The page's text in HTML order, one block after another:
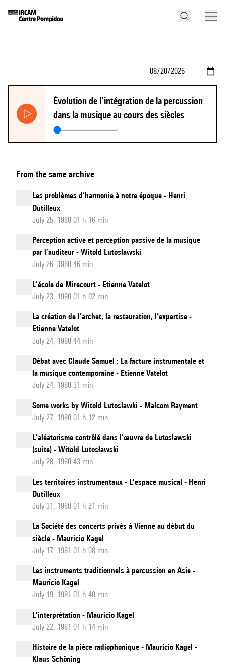
Évolution de l’intégration de la percussion
dans la musique au cours des siècles
From the same archive
Les problèmes d’harmonie à notre époque - Henri
Dutilleux
July 25, 1980 01 h 16 min
Perception active et perception passive de la musique
par l’auditeur - Witold Lutosławski
July 26, 1980 46 min
L’école de Mirecourt - Etienne Vatelot
July 23, 1980 01 h 02 min
La création de l’archet, la restauration, l’expertise -
Etienne Vatelot
July 24, 1980 44 min
Débat avec Claude Samuel : La facture instrumentale et
la musique contemporaine - Etienne Vatelot
July 24, 1980 31 min
Some works by Witold Lutoslawki - Malcom Rayment
July 27, 1980 01 h 12 min
L’aléatorisme contrôlé dans l’œuvre de Lutoslawski
(suite) - Witold Lutosławski
July 28, 1980 43 min
Les territoires instrumentaux - L’espace musical - Henri
Dutilleux
July 31, 1980 01 h 21 min
La Société des concerts privés à Vienne au début du
siècle - Mauricio Kagel
July 17, 1981 01 h 08 min
Les instruments traditionnels à percussion en Asie -
Mauricio Kagel
July 19, 1981 01 h 40 min
L’interprétation - Mauricio Kagel
July 22, 1981 01 h 14 min
Histoire de la pièce radiophonique - Mauricio Kagel -
Klaus Schöning